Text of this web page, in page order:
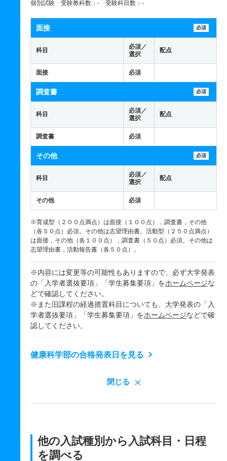
個別試験 受験教科数：- 受験科目数：-
面接 必須
科目
必須／
選択
配点
面接 必須
調査書 必須
科目
必須／
選択
配点
調査書 必須
その他 必須
科目
必須／
選択
配点
その他 必須
※育成型（２００点満点）は面接（１００点），調査書，その他
（各５０点）必須。その他は志望理由書。活動型（２５０点満点）
は面接，その他（各１００点），調査書（５０点）必須。その他は
志望理由書，活動報告書（各５０点）。
※内容には変更等の可能性もありますので、必ず大学発表
の「入学者選抜要項」「学生募集要項」をホームページな
どで確認してください。
※また旧課程の経過措置科目についても、大学発表の「入
学者選抜要項」「学生募集要項」をホームページなどで確
認してください。
健康科学部の合格発表日を見る
閉じる
他の入試種別から入試科目・日程
を調べる